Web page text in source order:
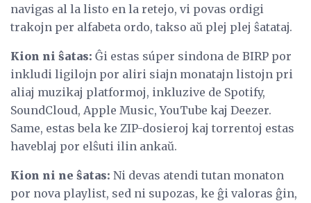
navigas al la listo en la retejo, vi povas ordigi
trakojn per alfabeta ordo, takso aŭ plej plej ŝatataj.
Kion ni ŝatas: Ĝi estas súper sindona de BIRP por
inkludi ligilojn por aliri siajn monatajn listojn pri
aliaj muzikaj platformoj, inkluzive de Spotify,
SoundCloud, Apple Music, YouTube kaj Deezer.
Same, estas bela ke ZIP-dosieroj kaj torrentoj estas
haveblaj por elŝuti ilin ankaŭ.
Kion ni ne ŝatas: Ni devas atendi tutan monaton
por nova playlist, sed ni supozas, ke ĝi valoras ĝin,